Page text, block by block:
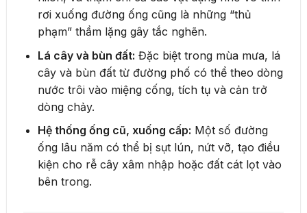
rơi xuống đường ống cũng là những “thủ
phạm” thầm lặng gây tắc nghẽn.
Lá cây và bùn đất: Đặc biệt trong mùa mưa, lá
cây và bùn đất từ đường phố có thể theo dòng
nước trôi vào miệng cống, tích tụ và cản trở
dòng chảy.
Hệ thống ống cũ, xuống cấp: Một số đường
ống lâu năm có thể bị sụt lún, nứt vỡ, tạo điều
kiện cho rễ cây xâm nhập hoặc đất cát lọt vào
bên trong.